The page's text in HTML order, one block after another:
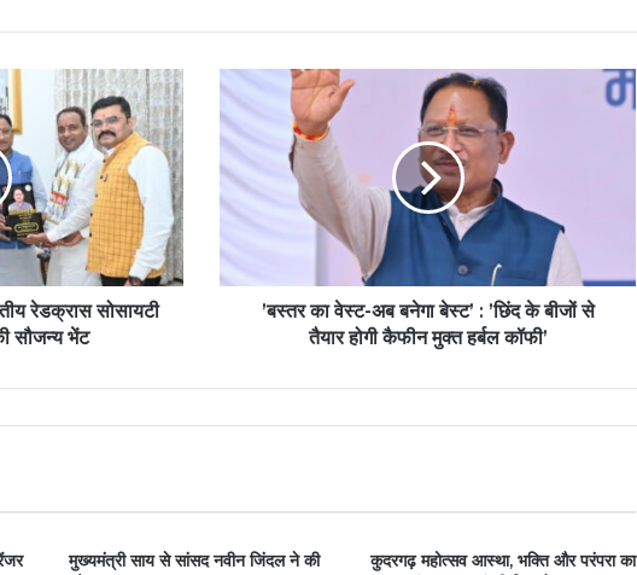
रेडक्रास सोसायटी
सौजन्य भेंट
’बस्तर का वेस्ट-अब बनेगा बेस्ट’ : ’छिंद के बीजों से
तैयार होगी कैफीन मुक्त हर्बल कॉफी’
मुख्यमंत्री साय से सांसद नवीन जिंदल ने की
कुदरगढ़ महोत्सव आस्था, भक्ति और परंपरा का